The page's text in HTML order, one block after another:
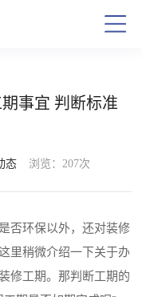
事宜 判断标准
态 浏览：207次
环保以外，还对装修
里稍微介绍一下关于办
修工期。那判断工期的